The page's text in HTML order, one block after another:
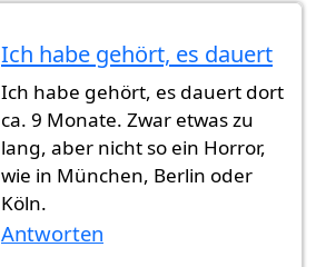
Ich habe gehört, es dauert
Ich habe gehört, es dauert dort
ca. 9 Monate. Zwar etwas zu
lang, aber nicht so ein Horror,
wie in München, Berlin oder
Köln.
Antworten